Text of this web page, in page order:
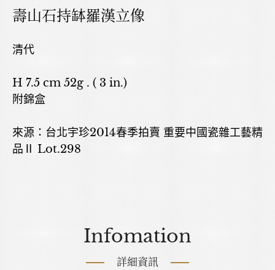
壽山石持缽羅漢立像
清代
H 7.5 cm 52g . ( 3 in.)
附錦盒
來源：台北宇珍2014春季拍賣 重要中國瓷雜工藝精
品Ⅱ Lot.298
Infomation
詳細資訊